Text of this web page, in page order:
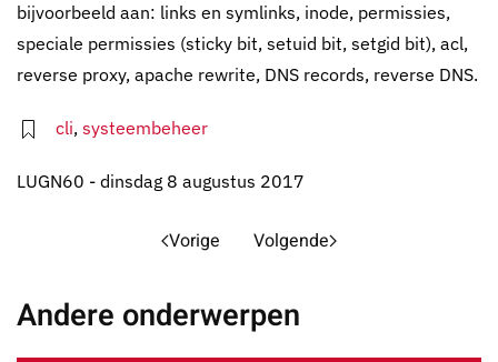
bijvoorbeeld aan: links en symlinks, inode, permissies,
speciale permissies (sticky bit, setuid bit, setgid bit), acl,
reverse proxy, apache rewrite, DNS records, reverse DNS.
cli, systeembeheer
LUGN60 - dinsdag 8 augustus 2017
Vorige Volgende
Andere onderwerpen